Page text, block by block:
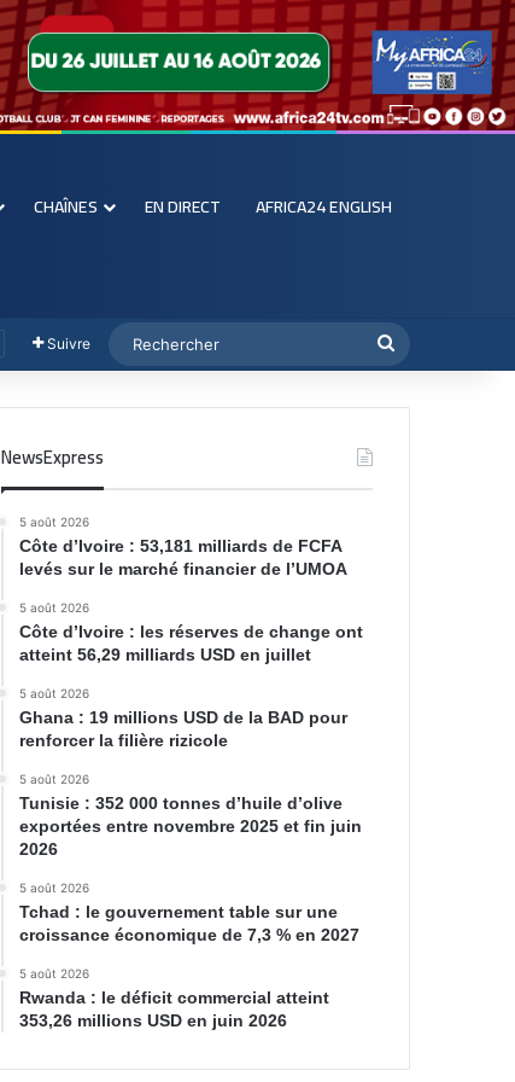
CHAÎNES EN DIRECT AFRICA24 ENGLISH
Suivre
NewsExpress
5 août 2026
Côte d’Ivoire : 53,181 milliards de FCFA
levés sur le marché financier de l’UMOA
5 août 2026
Côte d’Ivoire : les réserves de change ont
atteint 56,29 milliards USD en juillet
5 août 2026
Ghana : 19 millions USD de la BAD pour
renforcer la filière rizicole
5 août 2026
Tunisie : 352 000 tonnes d’huile d’olive
exportées entre novembre 2025 et fin juin
2026
5 août 2026
Tchad : le gouvernement table sur une
croissance économique de 7,3 % en 2027
5 août 2026
Rwanda : le déficit commercial atteint
353,26 millions USD en juin 2026